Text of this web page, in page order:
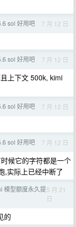
sol 好用吧 7 月 12 日
sol 好用吧 7 月 12 日
上下文 500k, kimi
sol 好用吧 7 月 12 日
sol 好用吧 7 月 12 日
候它的字符都是一个
,实际上已经中断了
模型额度永久提5 月 21
日
的